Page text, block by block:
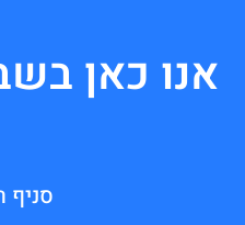
אנו כאן
סניף